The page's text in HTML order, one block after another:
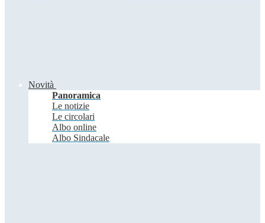
Novità
Panoramica
Le notizie
Le circolari
Albo online
Albo Sindacale